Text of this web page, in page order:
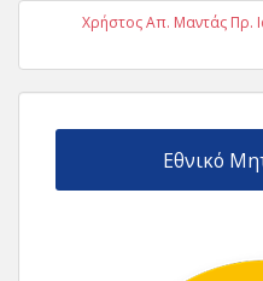
Χρήστος Απ. Μαντάς Πρ.
Εθνικό